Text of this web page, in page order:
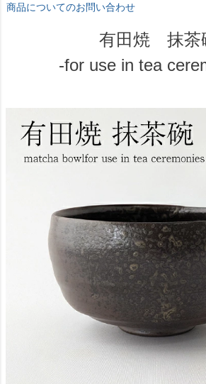
商品についてのお問い合わせ
有田焼 抹茶
-for use in tea